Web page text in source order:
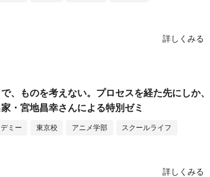
詳しくみる
、ものを考えない。プロセスを経た先にしか、
・宮地昌幸さんによる特別ゼミ
ミー 東京校 アニメ学部 スクールライフ
詳しくみる